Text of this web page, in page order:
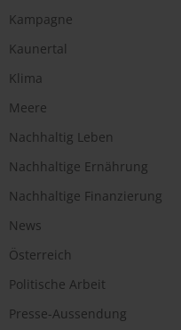
Kampagne
Kaunertal
Klima
Meere
Nachhaltig Leben
Nachhaltige Ernährung
Nachhaltige Finanzierung
News
Österreich
Politische Arbeit
Presse-Aussendung